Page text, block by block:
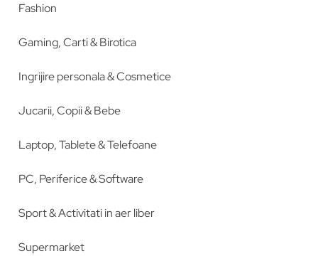
Fashion
Gaming, Carti & Birotica
Ingrijire personala & Cosmetice
Jucarii, Copii & Bebe
Laptop, Tablete & Telefoane
PC, Periferice & Software
Sport & Activitati in aer liber
Supermarket